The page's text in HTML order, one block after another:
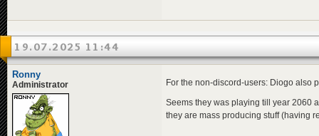
19.07.2025 11:44
Ronny
Administrator For the non-discord-users: Diogo also
Seems they was playing till year 2060
they are mass producing stuff (having